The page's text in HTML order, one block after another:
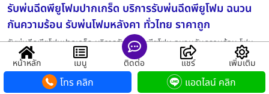
รับพ่นฉีดพียูโฟมปากเกร็ด บริการรับพ่นฉีดพียูโฟม ฉนวน
กันความร้อน รับพ่นโฟมหลังคา ทั่วไทย ราคาถูก
รับพ่นฉีดพียูโฟมปากเกร็ด บริการรับพ่นฉีดพียูโฟม ฉนวนกันความร้อน โฟม
พ่นโฟมคลังสินค้าปทุมธานี หยุดเสียงดัง หยุดรั่วซึม หยุด
หน้าหลัก เมนู ติดต่อ แชร์ เพิ่มเติม
โทร คลิก แอดไลน์ คลิก